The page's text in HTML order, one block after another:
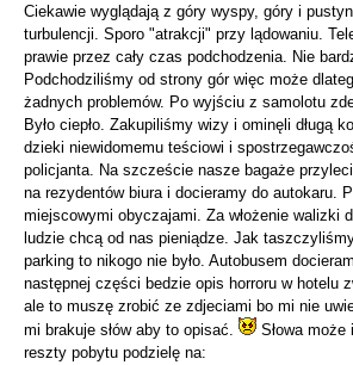
Ciekawie wyglądają z góry wyspy, góry i
turbulencji. Sporo "atrakcji" przy lądowaniu.
prawie przez cały czas podchodzenia. Nie
Podchodziliśmy od strony gór więc może
żadnych problemów. Po wyjściu z samolotu
Było ciepło. Zakupiliśmy wizy i ominęli długą
dzieki niewidomemu teściowi i
policjanta. Na szczeście nasze bagaże
na rezydentów biura i docieramy do autokaru.
miejscowymi obyczajami. Za włożenie walizki
ludzie chcą od nas pieniądze. Jak
parking to nikogo nie było. Autobusem
następnej części bedzie opis horroru w hotelu
ale to muszę zrobić ze zdjeciami bo mi nie
mi brakuje słów aby to opisać.
Słowa
reszty pobytu podzielę na: